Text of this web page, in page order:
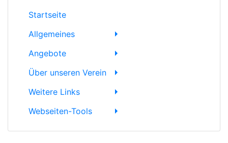
Startseite
Allgemeines
Angebote
Über unseren Verein
Weitere Links
Webseiten-Tools